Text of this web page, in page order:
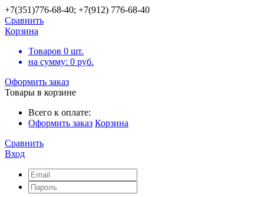
+7(351)776-68-40; +7(912) 776-68-40
Сравнить
Корзина
Товаров 0 шт.
на сумму: 0 руб.
Оформить заказ
Товары в корзине
Всего к оплате:
Оформить заказ Корзина
Сравнить
Вход